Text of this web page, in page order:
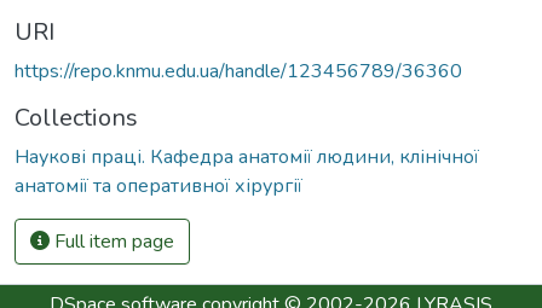
URI
https://repo.knmu.edu.ua/handle/123456789/36360
Collections
Наукові праці. Кафедра анатомії людини, клінічної
анатомії та оперативної хірургії
Full item page